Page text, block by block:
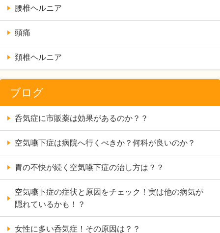
腰椎ヘルニア
頭痛
頚椎ヘルニア
ブログ
呑気症に市販薬は効果があるのか？？
空気嚥下症は病院へ行くべきか？何科が良いのか？
胃の不快が続く空気嚥下症の治し方は？？
空気嚥下症の症状と原因をチェック！実は他の病気が
隠れているかも！？
女性に多い呑気症！その原因は？？